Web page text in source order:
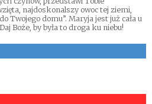
najdoskonalszy owoc tej ziemi,
Twojego domu”. Maryja jest już cała u
Boże, by była to droga ku niebu!